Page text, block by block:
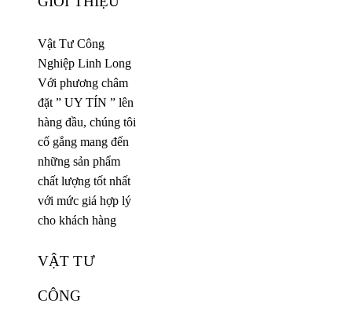
Vật Tư Công
Nghiệp Linh Long
Với phương châm
đặt ” UY TÍN ” lên
hàng đầu, chúng tôi
cố gắng mang đến
những sản phẩm
chất lượng tốt nhất
với mức giá hợp lý
cho khách hàng
VẬT TƯ
CÔNG